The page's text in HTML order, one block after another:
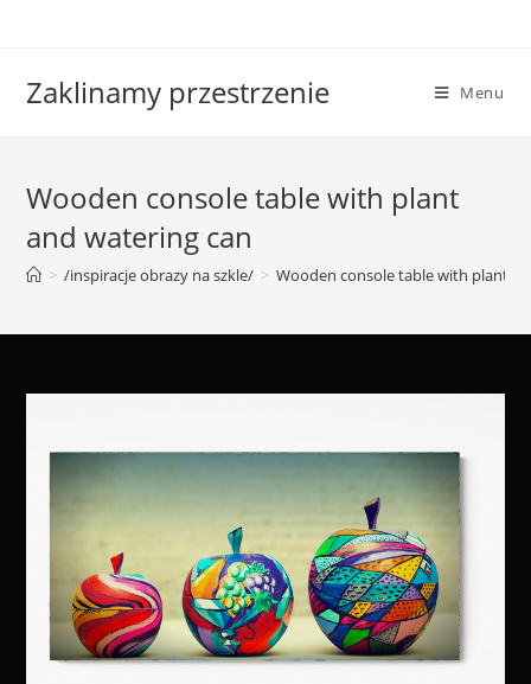
Zaklinamy przestrzenie Menu
Wooden console table with plant
and watering can
> /inspiracje obrazy na szkle/ > Wooden console table with plant